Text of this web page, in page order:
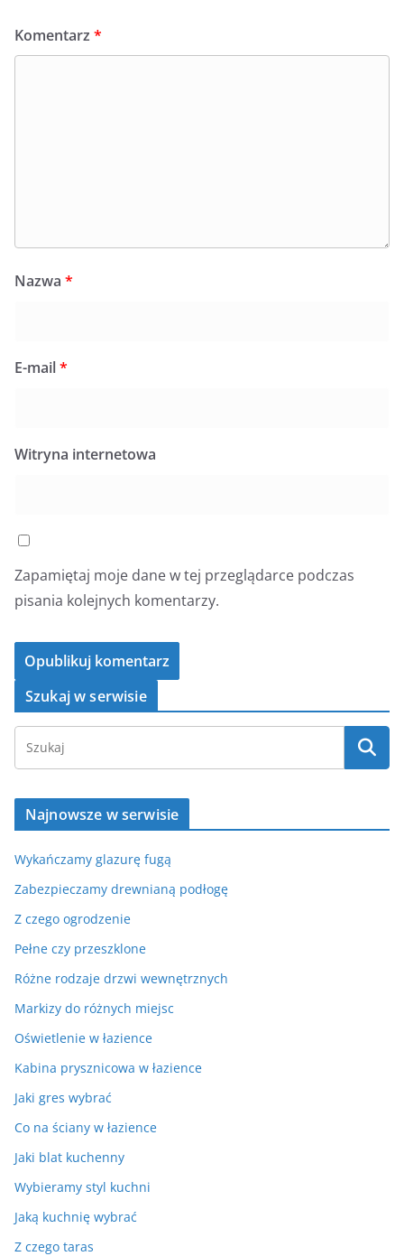
Komentarz *
Nazwa *
E-mail*
Witryna internetowa
Zapamiętaj moje dane w tej przeglądarce podczas
pisania kolejnych komentarzy.
Szukaj w serwisie
Najnowsze w serwisie
Wykańczamy glazurę fugą
Zabezpieczamy drewnianą podłogę
Z czego ogrodzenie
Pełne czy przeszklone
Różne rodzaje drzwi wewnętrznych
Markizy do różnych miejsc
Oświetlenie w łazience
Kabina prysznicowa w łazience
Jaki gres wybrać
Co na ściany w łazience
Jaki blat kuchenny
Wybieramy styl kuchni
Jaką kuchnię wybrać
Z czego taras